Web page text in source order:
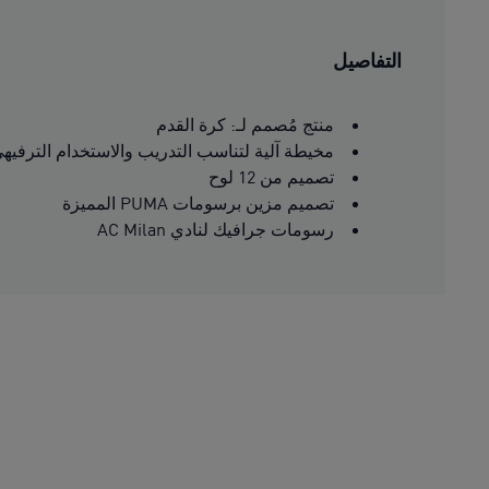
التفاصيل
منتج مُصمم لـ: كرة القدم
مخيطة آلية لتناسب التدريب والاستخدام
تصميم من 12 لوح
تصميم مزين برسومات PUMA المميزة
رسومات جرافيك لنادي AC Milan